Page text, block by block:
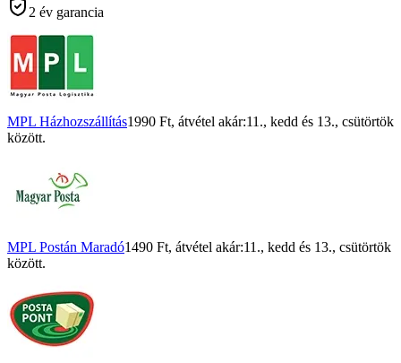
2 év garancia
MPL Házhozszállítás1990 Ft, átvétel akár:11., kedd és 13., csütörtök
között.
MPL Postán Maradó1490 Ft, átvétel akár:11., kedd és 13., csütörtök
között.